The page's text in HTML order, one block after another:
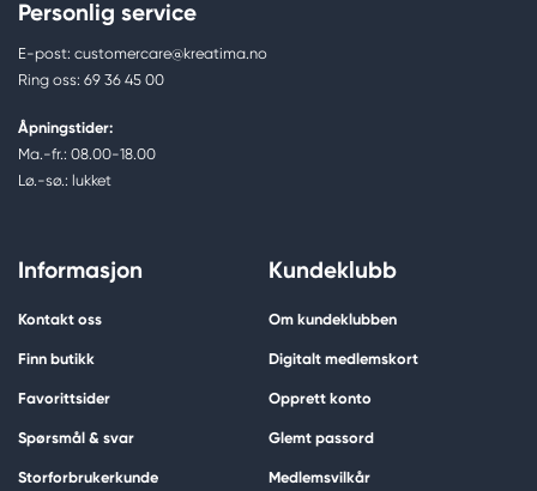
Personlig service
E-post: customercare@kreatima.no
Ring oss: 69 36 45 00
Åpningstider:
Ma.-fr.: 08.00-18.00
Lø.-sø.: lukket
Informasjon
Kontakt oss
Finn butikk
Favorittsider
Spørsmål & svar
Storforbrukerkunde
Kundeklubb
Om kundeklubben
Digitalt medlemskort
Opprett konto
Glemt passord
Medlemsvilkår